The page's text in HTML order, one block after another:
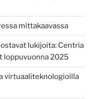
mittakaavassa
lukijoita: Centria
loppuvuonna 2025
virtuaaliteknologioilla